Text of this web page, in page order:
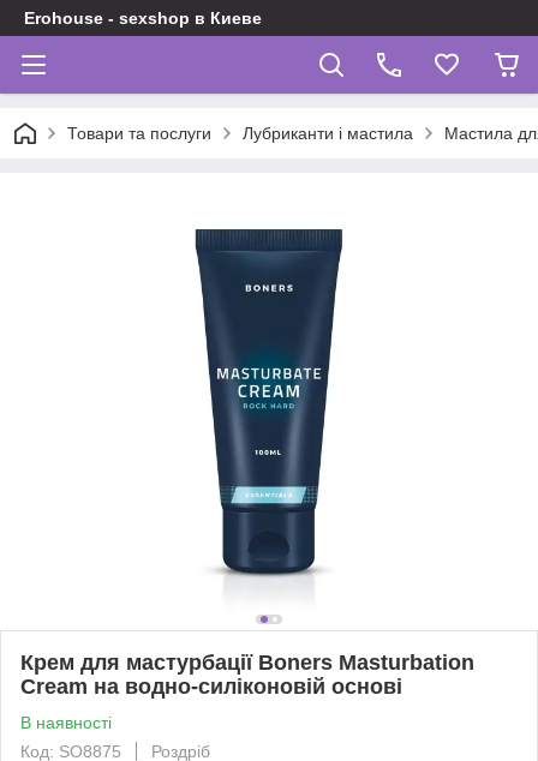
Erohouse - sexshop в Киеве
Товари та послуги Лубриканти і мастила Мастила
Крем для мастурбації Boners Masturbation
Cream на водно-силіконовій основі
В наявності
Код: SO8875
Роздріб